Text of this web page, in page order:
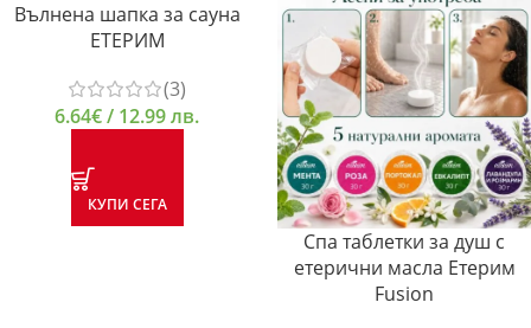
Вълнена шапка за сауна
ЕТЕРИМ
(3)
6.64€/ 12.99 лв.
КУПИ СЕГА
Спа таблетки за душ с
етерични масла Етерим
Fusion